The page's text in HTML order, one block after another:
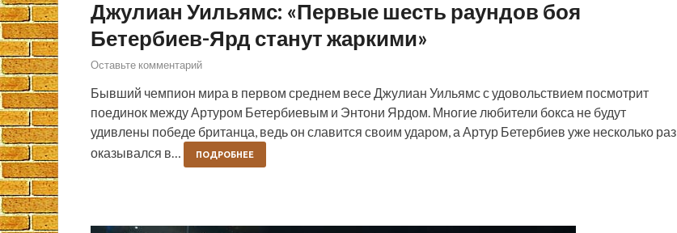
Джулиан Уильямс: «Первые шесть раундов боя
Бетербиев-Ярд станут жаркими»
Оставьте комментарий
Бывший чемпион мира в первом среднем весе Джулиан Уильямс с удовольствием посмотрит
поединок между Артуром Бетербиевым и Энтони Ярдом. Многие любители бокса не будут
удивлены победе британца, ведь он славится своим ударом, а Артур Бетербиев уже несколько раз
оказывался в…
ПОДРОБНЕЕ